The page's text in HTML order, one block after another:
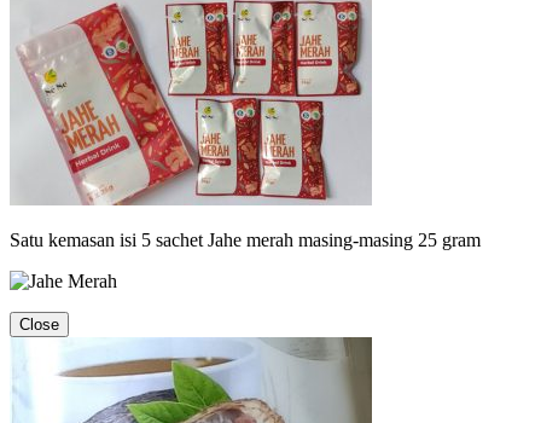
Satu kemasan isi 5 sachet Jahe merah masing-masing 25 gram
Close